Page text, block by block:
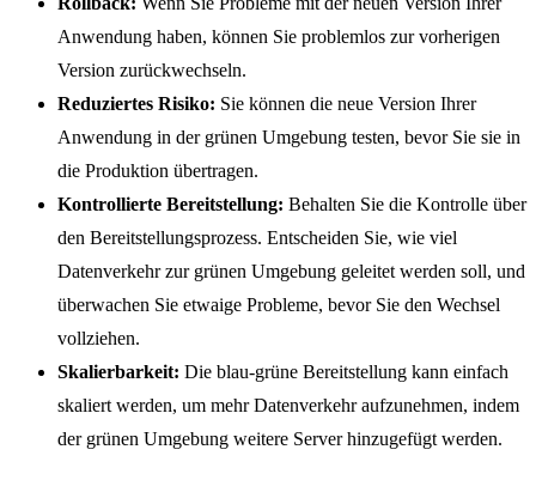
Anwendung haben, können Sie problemlos zur vorherigen
Version zurückwechseln.
Reduziertes Risiko: Sie können die neue Version Ihrer
Anwendung in der grünen Umgebung testen, bevor Sie sie in
die Produktion übertragen.
Kontrollierte Bereitstellung: Behalten Sie die Kontrolle über
den Bereitstellungsprozess. Entscheiden Sie, wie viel
Datenverkehr zur grünen Umgebung geleitet werden soll, und
überwachen Sie etwaige Probleme, bevor Sie den Wechsel
vollziehen.
Skalierbarkeit: Die blau-grüne Bereitstellung kann einfach
skaliert werden, um mehr Datenverkehr aufzunehmen, indem
der grünen Umgebung weitere Server hinzugefügt werden.